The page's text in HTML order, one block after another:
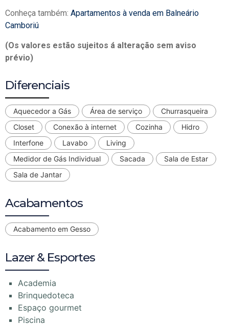
Conheça também: Apartamentos à venda em Balneário
Camboriú
(Os valores estão sujeitos á alteração sem aviso
prévio)
Diferenciais
Aquecedor a Gás Área de serviço
Churrasqueira
Closet
Conexão à internet Cozinha
Hidro
Interfone
Lavabo
Living
Medidor de Gás Individual
Sacada
Sala de Estar
Sala de Jantar
Acabamentos
Acabamento em Gesso
Lazer & Esportes
Academia
Brinquedoteca
Espaço gourmet
Piscina